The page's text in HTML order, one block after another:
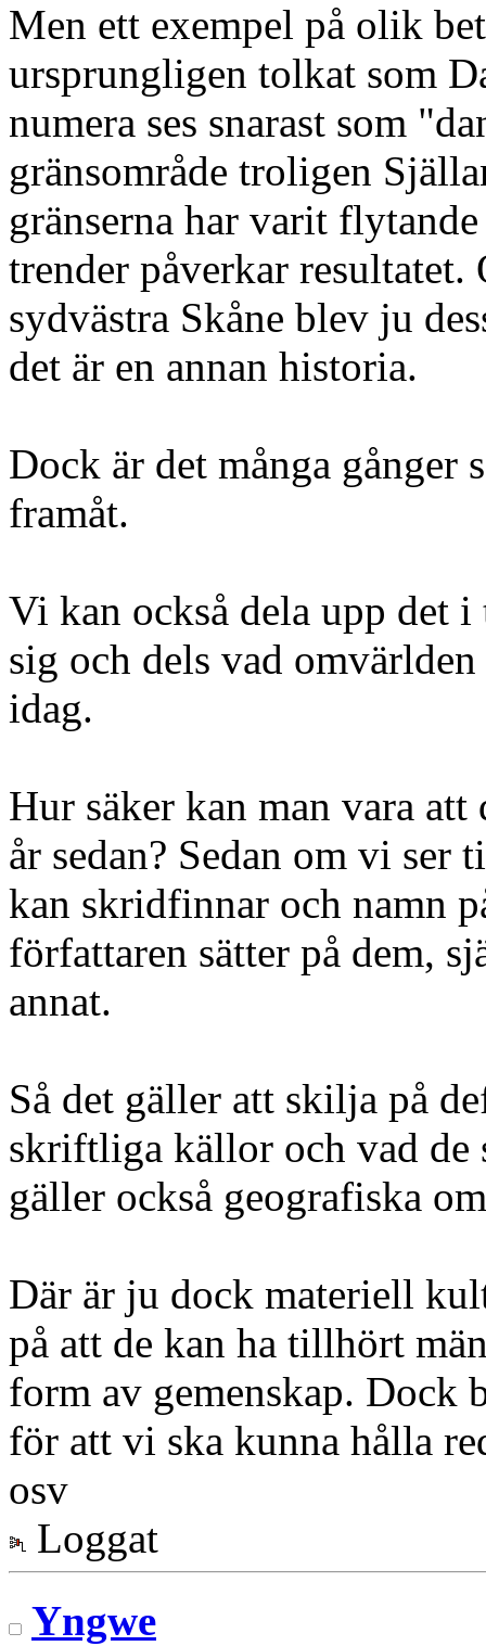
Men ett exempel på olik
ursprungligen tolkat som
numera ses snarast som
gränsområde troligen
gränserna har varit
trender påverkar
sydvästra Skåne blev ju
det är en annan historia.
Dock är det många gånger
framåt.
Vi kan också dela upp det
sig och dels vad
idag.
Hur säker kan man vara
år sedan? Sedan om vi
kan skridfinnar och namn
författaren sätter på dem,
annat.
Så det gäller att skilja på
skriftliga källor och vad de
gäller också geografiska
Där är ju dock materiell
på att de kan ha tillhört
form av gemenskap. Dock
för att vi ska kunna hålla
osv
Loggat
Yngwe